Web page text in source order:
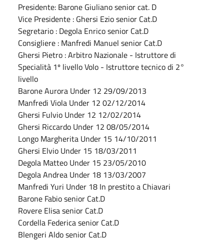
Presidente: Barone Giuliano senior cat. D
Vice Presidente : Ghersi Ezio senior Cat.D
Segretario : Degola Enrico senior Cat.D
Consigliere : Manfredi Manuel senior Cat.D
Ghersi Pietro : Arbitro Nazionale - Istruttore di
Specialità 1º livello Volo - Istruttore tecnico di 2°
livello
Barone Aurora Under 12 29/09/2013
Manfredi Viola Under 12 02/12/2014
Ghersi Fulvio Under 12 12/02/2014
Ghersi Riccardo Under 12 08/05/2014
Longo Margherita Under 15 14/10/2011
Ghersi Elvio Under 15 18/03/2011
Degola Matteo Under 15 23/05/2010
Degola Andrea Under 18 13/03/2007
Manfredi Yuri Under 18 In prestito a Chiavari
Barone Fabio senior Cat.D
Rovere Elisa senior Cat.D
Cordella Federica senior Cat.D
Blengeri Aldo senior Cat.D